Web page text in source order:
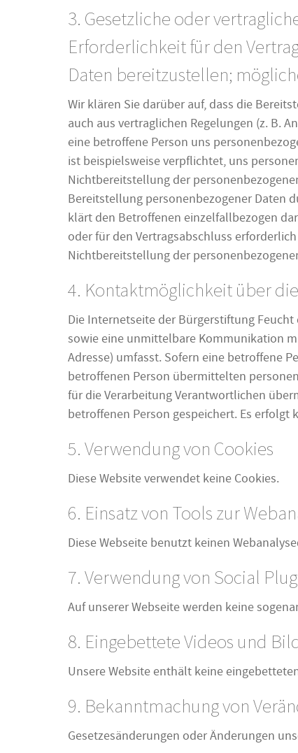
3. Gesetzliche oder
Erforderlichkeit für den
Daten bereitzustellen;
Wir klären Sie darüber auf, dass die
auch aus vertraglichen Regelungen (z. B.
eine betroffene Person uns
ist beispielsweise verpflichtet, uns
Nichtbereitstellung der
Bereitstellung personenbezogener Daten
klärt den Betroffenen einzelfallbezogen
oder für den Vertragsabschluss
Nichtbereitstellung der
4. Kontaktmöglichkeit über
Die Internetseite der Bürgerstiftung
sowie eine unmittelbare Kommunikation
Adresse) umfasst. Sofern eine betroffene
betroffenen Person übermittelten
für die Verarbeitung Verantwortlichen
betroffenen Person gespeichert. Es erfolgt
5. Verwendung von Cookies
Diese Website verwendet keine Cookies.
6. Einsatz von Tools zur
Diese Webseite benutzt keinen
7. Verwendung von Social
Auf unserer Webseite werden keine
8. Eingebettete Videos und
Unsere Website enthält keine
9. Bekanntmachung von
Gesetzesänderungen oder Änderungen